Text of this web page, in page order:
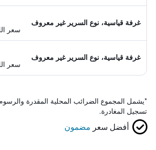
غرفة قياسية، نوع السرير غير معروف
سعر
غرفة قياسية، نوع السرير غير معروف
سعر
*يشمل المجموع الضرائب المحلية المقدرة
تسجيل المغادرة.
أفضل سعر مضمون